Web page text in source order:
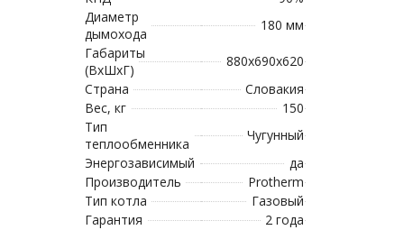
Диаметр
дымохода
180 мм
Габариты
(ВхШхГ)
880х690х620
Страна
Словакия
Вес, кг
150
Тип
теплообменника
Чугунный
Энергозависимый
да
Производитель
Protherm
Тип котла
Газовый
Гарантия
2 года